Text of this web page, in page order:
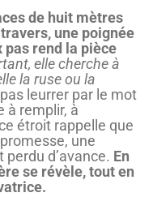
de huit mètres
une poignée
rend la pièce
elle cherche à
la ruse ou la
leurrer par le mot
à remplir, à
étroit rappelle que
une
perdu d’avance. En
se révèle, tout en